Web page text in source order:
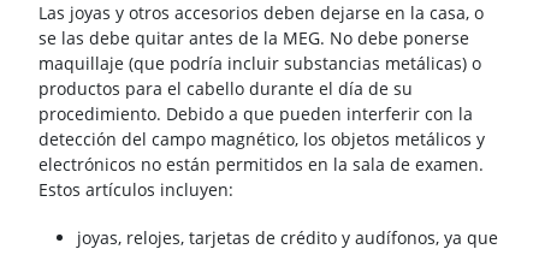
Las joyas y otros accesorios deben dejarse en la casa, o
se las debe quitar antes de la MEG. No debe ponerse
maquillaje (que podría incluir substancias metálicas) o
productos para el cabello durante el día de su
procedimiento. Debido a que pueden interferir con la
detección del campo magnético, los objetos metálicos y
electrónicos no están permitidos en la sala de examen.
Estos artículos incluyen:
joyas, relojes, tarjetas de crédito y audífonos, ya que